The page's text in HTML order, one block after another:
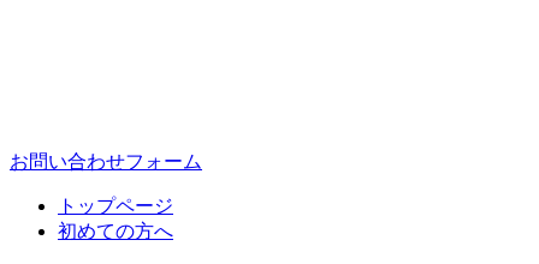
お問い合わせフォーム
トップページ
初めての方へ